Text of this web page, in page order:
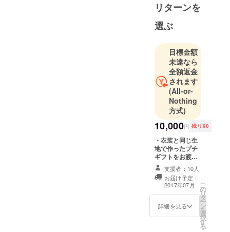
パーク
開場／開演
(予定)
7月8日(土)…
開場9:00／
開演10:00
7月9日(日)…
開場9:00／
開演10:00
リターンを
選ぶ
目標金額
未達なら
全額返金
されます
(All-or-
Nothing
方式)
10,000円 残り90
・衣装と同じ生
地で作ったプチ
ギフトをお渡し
します。 ・メン
バーから御礼の
リプをさせてい
ただきます。
支援者：10人
お届け予定：
2017年07月
詳細を見る
こ
の
リ
タ
ー
ン
を
選
択
す
る